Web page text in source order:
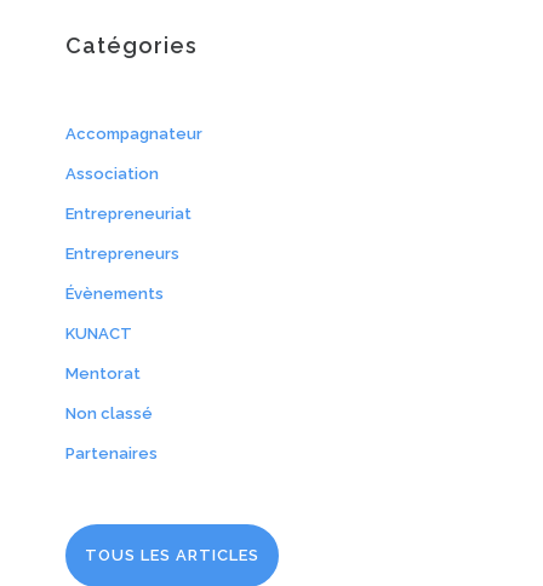
Catégories
Accompagnateur
Association
Entrepreneuriat
Entrepreneurs
Évènements
KUNACT
Mentorat
Non classé
Partenaires
TOUS LES ARTICLES